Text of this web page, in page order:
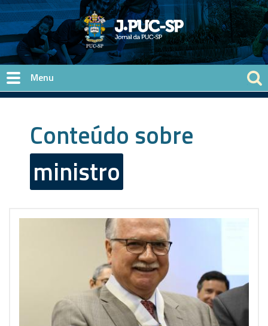
Pular para o conteúdo principal
Conteúdo sobre
ministro